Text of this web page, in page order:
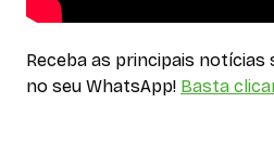
Receba as principais
no seu WhatsApp! Basta